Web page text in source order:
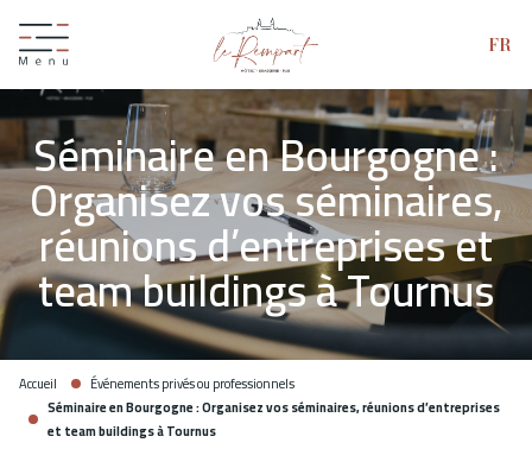
FR
Séminaire en Bourgogne :
Organisez vos séminaires,
réunions d’entreprises et
team buildings à Tournus
Accueil
Événements privés ou professionnels
Séminaire en Bourgogne : Organisez vos séminaires, réunions d’entreprises
et team buildings à Tournus